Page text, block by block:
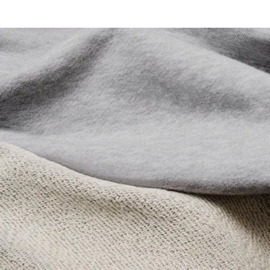
NON ASCIUGARE A SECCO
FERRO A MEDIA TEMPERATURA MAX 150
GRADI CELSIUS
NON LAVARE A SECCO
ASCIUGARE STESO
processo di produzione. Trasparenza della catena del
valore, conoscenza dei fornitori e dell'ecosistema... nessun
filo si intreccia senza la supervisione del Coccodrillo.
Scopri di più qui